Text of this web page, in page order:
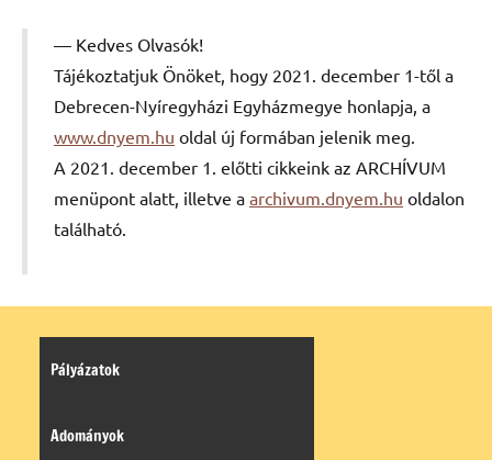
Kedves Olvasók!
Tájékoztatjuk Önöket, hogy 2021. december 1-től a
Debrecen-Nyíregyházi Egyházmegye honlapja, a
www.dnyem.hu oldal új formában jelenik meg.
A 2021. december 1. előtti cikkeink az ARCHÍVUM
menüpont alatt, illetve a archivum.dnyem.hu oldalon
található.
Pályázatok
Adományok